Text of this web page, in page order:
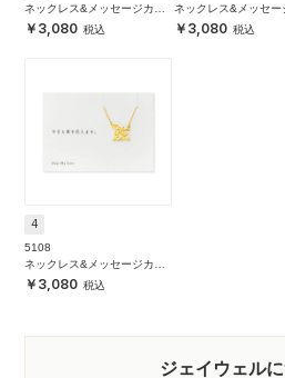
ネックレス&メッセージカー
ド 3,080
ネックレス&メッセー
ド 3,080
4
5108
ネックレス&メッセージカー
ド 3,080
ジェイウェル